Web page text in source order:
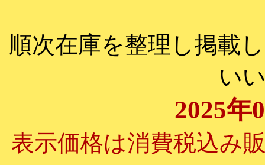
順次在庫を整理し掲載
い
2025年
表示価格は消費税込み